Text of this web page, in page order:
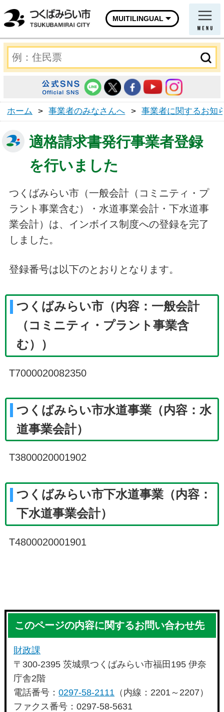
MUITILINGUAL
ホーム > 事業者のみなさんへ > 事業者に関するお知
適格請求書発行事業者登録
を行いました
つくばみらい市（一般会計（コミニティ・プ
ラント事業含む）・水道事業会計・下水道事
業会計）は、インボイス制度への登録を完了
しました。
登録番号は以下のとおりとなります。
つくばみらい市（内容：一般会計
（コミニティ・プラント事業含
む））
T7000020082350
つくばみらい市水道事業（内容：水
道事業会計）
T3800020001902
つくばみらい市下水道事業（内容：
下水道事業会計）
T4800020001901
このページの内容に関するお問い合わせ先
財政課
〒300-2395 茨城県つくばみらい市福田195 伊奈
庁舎2階
電話番号：0297-58-2111 （内線：2201～2207）
ファクス番号：0297-58-5631